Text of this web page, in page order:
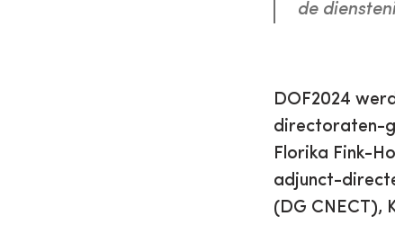
de
DOF2024
directoraten-
Florika Fink-
adjunct-
(DG CNECT),